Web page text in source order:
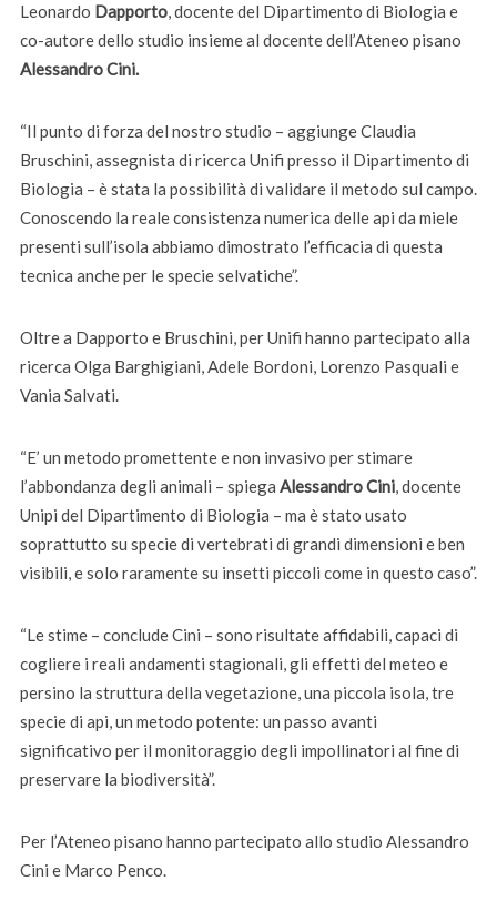
Leonardo Dapporto, docente del Dipartimento di Biologia e
co-autore dello studio insieme al docente dell’Ateneo pisano
Alessandro Cini.
“Il punto di forza del nostro studio – aggiunge Claudia
Bruschini, assegnista di ricerca Unifi presso il Dipartimento di
Biologia – è stata la possibilità di validare il metodo sul campo.
Conoscendo la reale consistenza numerica delle api da miele
presenti sull’isola abbiamo dimostrato l’efficacia di questa
tecnica anche per le specie selvatiche”.
Oltre a Dapporto e Bruschini, per Unifi hanno partecipato alla
ricerca Olga Barghigiani, Adele Bordoni, Lorenzo Pasquali e
Vania Salvati.
“E’ un metodo promettente e non invasivo per stimare
l’abbondanza degli animali – spiega Alessandro Cini, docente
Unipi del Dipartimento di Biologia – ma è stato usato
soprattutto su specie di vertebrati di grandi dimensioni e ben
visibili, e solo raramente su insetti piccoli come in questo caso”.
“Le stime – conclude Cini – sono risultate affidabili, capaci di
cogliere i reali andamenti stagionali, gli effetti del meteo e
persino la struttura della vegetazione, una piccola isola, tre
specie di api, un metodo potente: un passo avanti
significativo per il monitoraggio degli impollinatori al fine di
preservare la biodiversità”.
Per l’Ateneo pisano hanno partecipato allo studio Alessandro
Cini e Marco Penco.